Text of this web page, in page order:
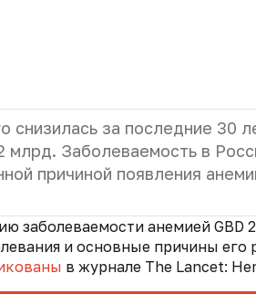
снизилась за последние 30
Заболеваемость в
причиной появления
заболеваемости анемией GBD
и основные причины его
в журнале The Lancet: